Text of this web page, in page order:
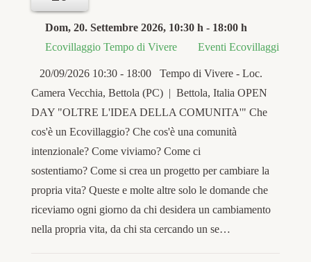
Dom, 20. Settembre 2026, 10:30 h - 18:00 h
Ecovillaggio Tempo di Vivere
Eventi Ecovillaggi
20/09/2026 10:30 - 18:00 Tempo di Vivere - Loc.
Camera Vecchia, Bettola (PC) | Bettola, Italia OPEN
DAY "OLTRE L'IDEA DELLA COMUNITA'" Che
cos'è un Ecovillaggio? Che cos'è una comunità
intenzionale? Come viviamo? Come ci
sostentiamo? Come si crea un progetto per cambiare la
propria vita? Queste e molte altre solo le domande che
riceviamo ogni giorno da chi desidera un cambiamento
nella propria vita, da chi sta cercando un se…